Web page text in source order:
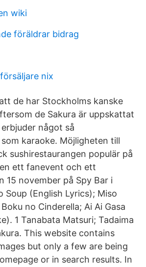
wiki
föräldrar bidrag
nix
de har Stockholms kanske
de Sakura är uppskattat
något så
karaoke. Möjligheten till
sushirestaurangen populär på
ett fanevent och ett
15 november på Spy Bar i
Soup (English Lyrics); Miso
no Cinderella; Ai Ai Gasa
1 Tanabata Matsuri; Tadaima
This website contains
but only a few are being
or in search results. In